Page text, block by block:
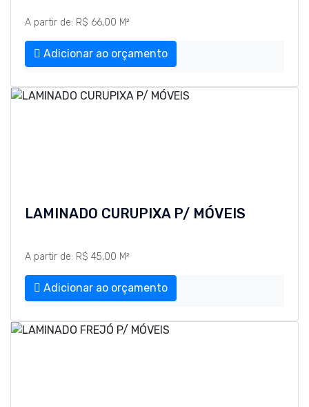
A partir de: R$ 66,00 M²
Adicionar ao orçamento
LAMINADO CURUPIXA P/ MÓVEIS
A partir de: R$ 45,00 M²
Adicionar ao orçamento